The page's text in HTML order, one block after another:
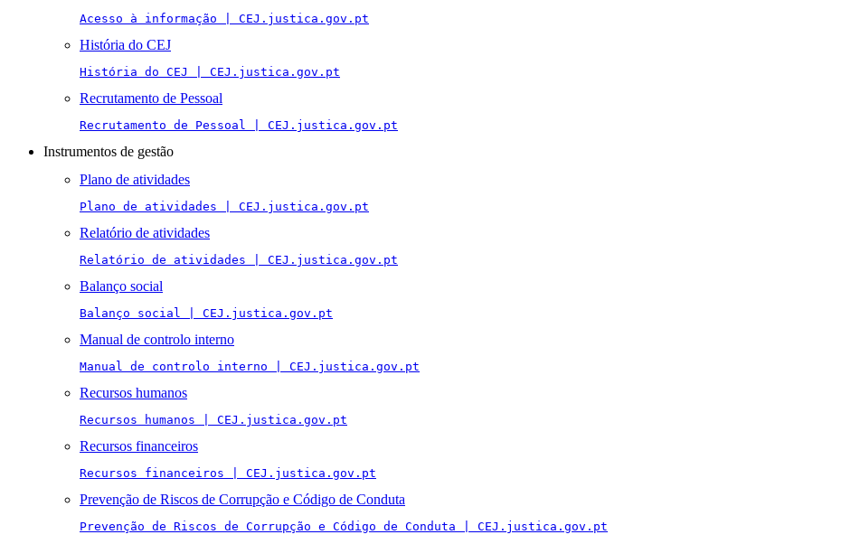
Acesso à informação | CEJ.justica.gov.pt
História do CEJ
História do CEJ | CEJ.justica.gov.pt
Recrutamento de Pessoal
Recrutamento de Pessoal | CEJ.justica.gov.pt
Instrumentos de gestão
Plano de atividades
Plano de atividades | CEJ.justica.gov.pt
Relatório de atividades
Relatório de atividades | CEJ.justica.gov.pt
Balanço social
Balanço social | CEJ.justica.gov.pt
Manual de controlo interno
Manual de controlo interno | CEJ.justica.gov.pt
Recursos humanos
Recursos humanos | CEJ.justica.gov.pt
Recursos financeiros
Recursos financeiros | CEJ.justica.gov.pt
Prevenção de Riscos de Corrupção e Código de Conduta
Prevenção de Riscos de Corrupção e Código de Conduta | CEJ.justica.gov.pt